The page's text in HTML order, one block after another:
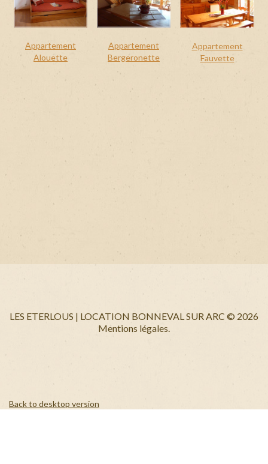
Appartement
Alouette
Appartement
Bergeronette
Appartement
Fauvette
LES ETERLOUS | LOCATION BONNEVAL SUR ARC © 2026
Mentions légales.
Back to desktop version
oublié
?
Facebook